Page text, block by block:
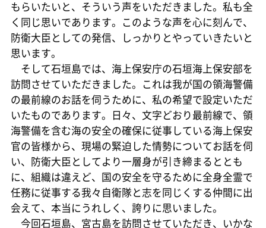
もらいたいと、そういう声をいただきました。私も全
く同じ思いであります。このような声を心に刻んで、
防衛大臣としての発信、しっかりとやっていきたいと
思います。
そして石垣島では、海上保安庁の石垣海上保安部を
訪問させていただきました。これは我が国の領海警備
の最前線のお話を伺うために、私の希望で設定いただ
いたものであります。日々、文字どおり最前線で、領
海警備を含む海の安全の確保に従事している海上保安
官の皆様から、現場の緊迫した情勢についてお話を伺
い、防衛大臣としてより一層身が引き締まるととも
に、組織は違えど、国の安全を守るために全身全霊で
任務に従事する我々自衛隊と志を同じくする仲間に出
会えて、本当にうれしく、誇りに思いました。
今回石垣島、宮古島を訪問させていただき、いかな